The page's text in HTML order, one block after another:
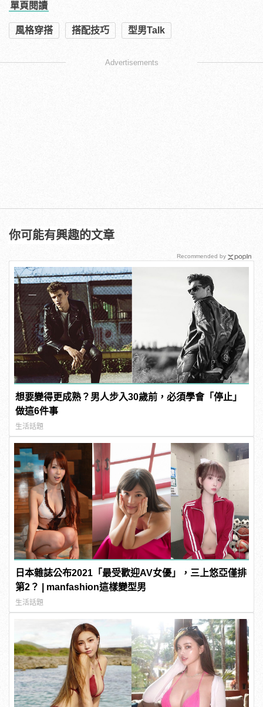
單頁閱讀
風格穿搭 搭配技巧 型男Talk
Advertisements
你可能有興趣的文章
想要變得更成熟？男人步入30歲前，必須學會「停止」
做這6件事
生活話題
日本雜誌公布2021「最受歡迎AV女優」，三上悠亞僅排
第2？ | manfashion這樣變型男
生活話題
Recommended by